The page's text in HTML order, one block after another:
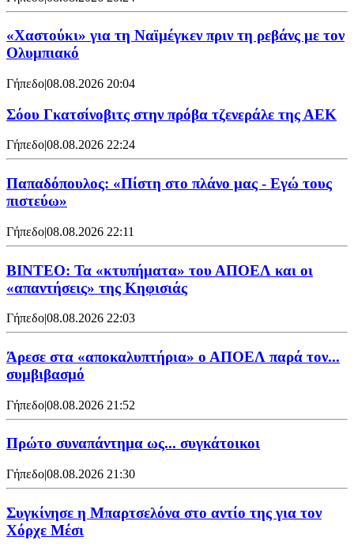
«Χαστούκι» για τη Ναϊμέγκεν πριν τη ρεβάνς με τον
Ολυμπιακό
Γήπεδο|08.08.2026 20:04
Σόου Γκατσίνοβιτς στην πρόβα τζενεράλε της ΑΕΚ
Γήπεδο|08.08.2026 22:24
Παπαδόπουλος: «Πίστη στο πλάνο μας - Εγώ τους
πιστεύω»
Γήπεδο|08.08.2026 22:11
ΒΙΝΤΕΟ: Τα «κτυπήματα» του ΑΠΟΕΛ και οι
«απαντήσεις» της Κηφισιάς
Γήπεδο|08.08.2026 22:03
Άρεσε στα «αποκαλυπτήρια» ο ΑΠΟΕΛ παρά τον...
συμβιβασμό
Γήπεδο|08.08.2026 21:52
Πρώτο συναπάντημα ως... συγκάτοικοι
Γήπεδο|08.08.2026 21:30
Συγκίνησε η Μπαρτσελόνα στο αντίο της για τον
Χόρχε Μέσι